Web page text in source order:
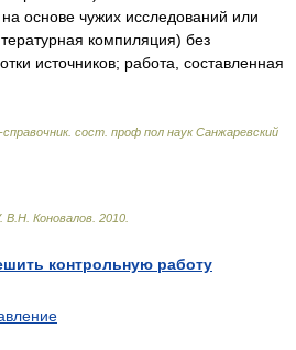
основе чужих исследований или
компиляция) без
источников; работа, составленная
. сост. проф пол наук Санжаревский
. В.Н. Коновалов 2010
контрольную работу